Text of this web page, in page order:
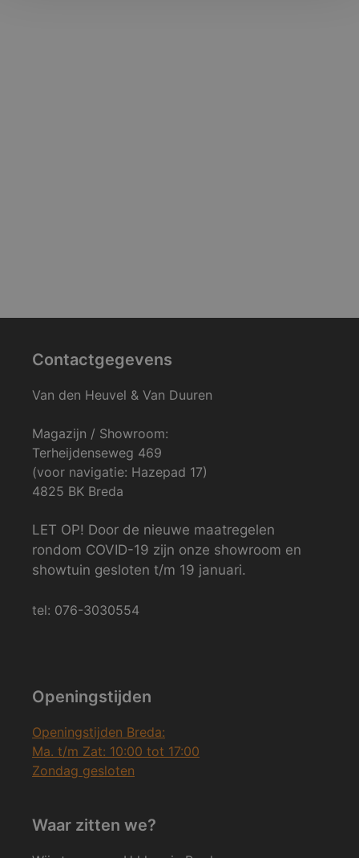
Contactgegevens
Van den Heuvel & Van Duuren
Magazijn / Showroom:
Terheijdenseweg 469
(voor navigatie: Hazepad 17)
4825 BK Breda
LET OP! Door de nieuwe maatregelen
rondom COVID-19 zijn onze showroom en
showtuin gesloten t/m 19 januari.
tel: 076-3030554
Openingstijden
Openingstijden Breda:
Ma. t/m Zat: 10:00 tot 17:00
Zondag gesloten
Waar zitten we?